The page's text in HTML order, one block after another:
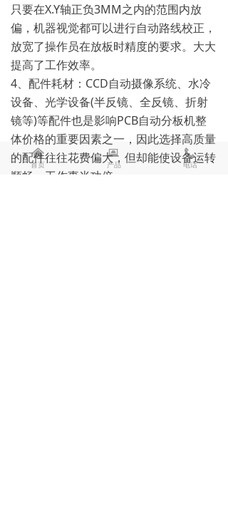
只要在X.Y轴正负3MM之内的范围内放
偏，机器视觉都可以进行自动路线校正，
放宽了操作员在放板时精度的要求。大大
提高了工作效率。
4、配件耗材：CCD自动摄像系统、水冷
设备、光学设备(半反镜、全反镜、折射
镜等)等配件也是影响PCB自动分板机整
体价格的重要因素之一，因此选择高质量
的配件往往花费偏大，但却能使设备运转
顺畅，工作事半功倍。
낀
首页
뀵
产品
끅
电话